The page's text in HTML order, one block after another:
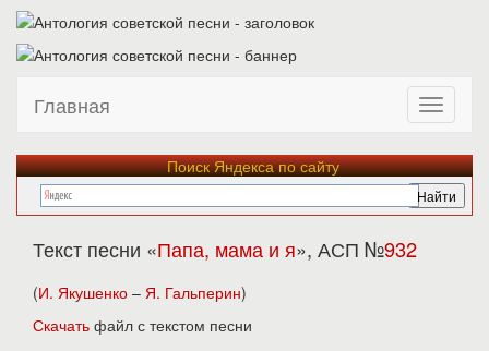
Главная
Поиск Яндекса по сайту
Текст песни «Папа, мама и я», АСП №932
(И. Якушенко – Я. Гальперин)
Скачать файл с текстом песни